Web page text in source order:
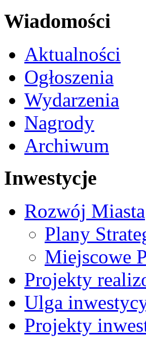
Wiadomości
Aktualności
Ogłoszenia
Wydarzenia
Nagrody
Archiwum
Inwestycje
Rozwój Miasta
Plany
Miejscowe
Projekty
Ulga
Projekty